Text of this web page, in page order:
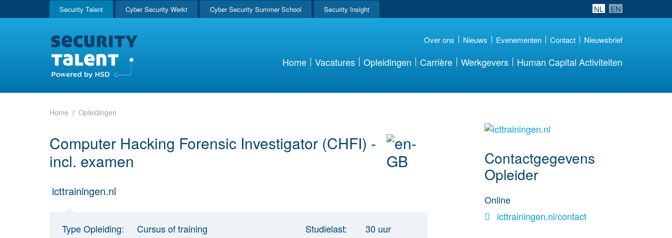
Security Talent Cyber Security Werkt Cyber Security Summer School Security Insight NL EN
Over ons Nieuws Evenementen Contact Nieuwsbrief
Home Vacatures Opleidingen Carrière Werkgevers Human Capital Activiteiten
Home Opleidingen
Computer Hacking Forensic Investigator (CHFI) -
incl. examen
icttrainingen.nl
Type Opleiding:
Cursus of training
Studielast:
30 uur
over deze opleider
Contactgegevens
Opleider
Online
icttrainingen.nl/contact